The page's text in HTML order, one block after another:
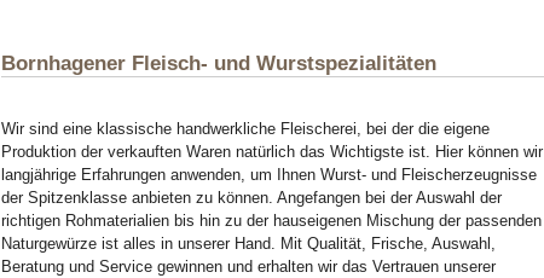
Bornhagener Fleisch- und Wurstspezialitäten
Wir sind eine klassische handwerkliche Fleischerei, bei der die eigene
Produktion der verkauften Waren natürlich das Wichtigste ist. Hier können wir
langjährige Erfahrungen anwenden, um Ihnen Wurst- und Fleischerzeugnisse
der Spitzenklasse anbieten zu können. Angefangen bei der Auswahl der
richtigen Rohmaterialien bis hin zu der hauseigenen Mischung der passenden
Naturgewürze ist alles in unserer Hand. Mit Qualität, Frische, Auswahl,
Beratung und Service gewinnen und erhalten wir das Vertrauen unserer